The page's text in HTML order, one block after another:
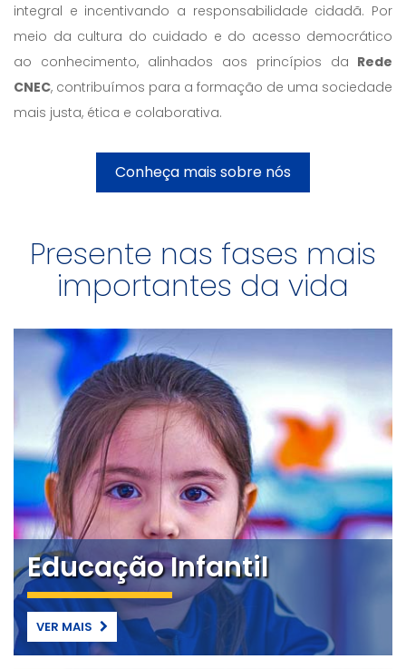
integral e incentivando a responsabilidade cidadã. Por
meio da cultura do cuidado e do acesso democrático
ao conhecimento, alinhados aos princípios da Rede
CNEC, contribuímos para a formação de uma sociedade
mais justa, ética e colaborativa.
Conheça mais sobre nós
Presente nas fases mais
importantes da vida
Educação Infantil
VER MAIS